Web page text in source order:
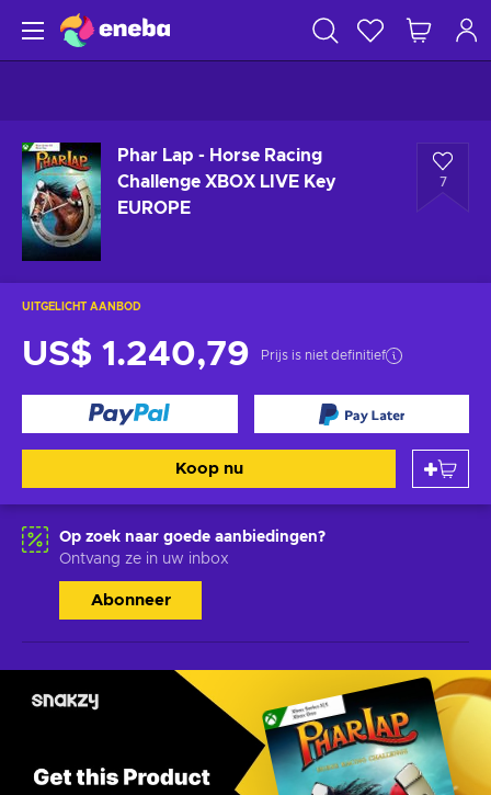
Phar Lap - Horse Racing
Challenge XBOX LIVE Key
EUROPE
7
UITGELICHT AANBOD
US$ 1.240,79 Prijs is niet definitief
Koop nu
Op zoek naar goede aanbiedingen?
Ontvang ze in uw inbox
Abonneer